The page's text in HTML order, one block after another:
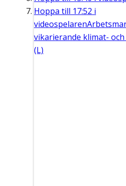
Hoppa till 17:52 i
videospelaren
vikarierande klimat-
(L)